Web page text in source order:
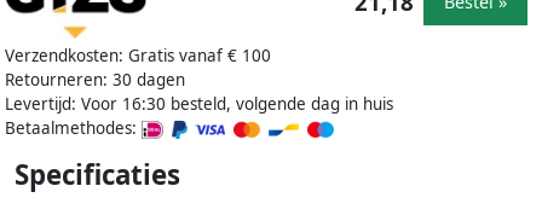
Verzendkosten: Gratis vanaf € 100
Retourneren: 30 dagen
Levertijd: Voor 16:30 besteld, volgende dag in huis
Betaalmethodes:
Specificaties